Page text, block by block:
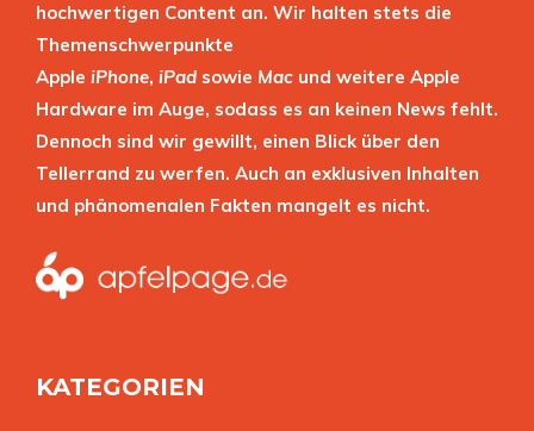
hochwertigen Content an. Wir halten stets die
Themenschwerpunkte
Apple iPhone, iPad sowie Mac und weitere Apple
Hardware im Auge, sodass es an keinen News fehlt.
Dennoch sind wir gewillt, einen Blick über den
Tellerrand zu werfen. Auch an exklusiven Inhalten
und phänomenalen Fakten mangelt es nicht.
KATEGORIEN